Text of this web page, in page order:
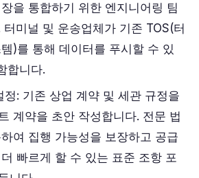
을 통합하기 위한 엔지니어링 팀
터미널 및 운송업체가 기존 TOS(터
)를 통해 데이터를 푸시할 수 있
합니다.
정: 기존 상업 계약 및 세관 규정을
계약을 초안 작성합니다. 전문 법
여 집행 가능성을 보장하고 공급
빠르게 할 수 있는 표준 조항 포